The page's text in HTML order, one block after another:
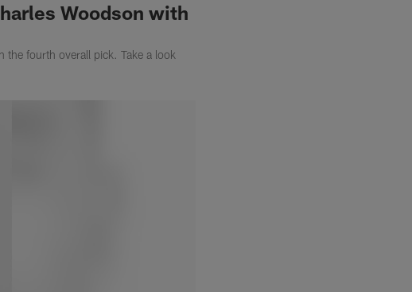
Woodson with
the fourth overall pick. Take a look